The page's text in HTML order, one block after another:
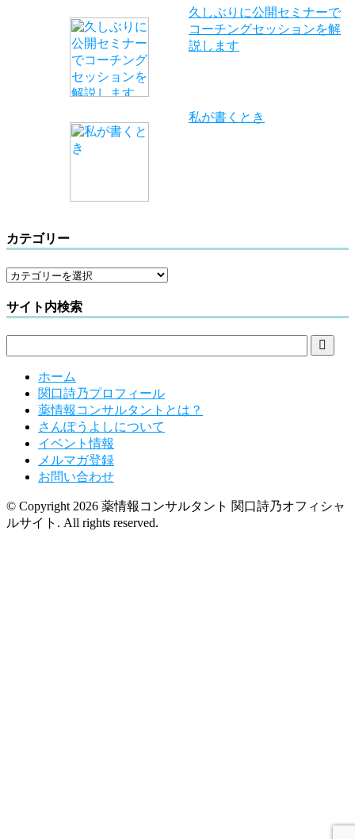
久しぶりに公開セミナーで
コーチングセッションを解
説します
私が書くとき
カテゴリー
サイト内検索

ホーム
関口詩乃プロフィール
薬情報コンサルタントとは？
さんぽうよしについて
イベント情報
メルマガ登録
お問い合わせ
© Copyright 2026 薬情報コンサルタント 関口詩乃オフィシャ
ルサイト. All rights reserved.